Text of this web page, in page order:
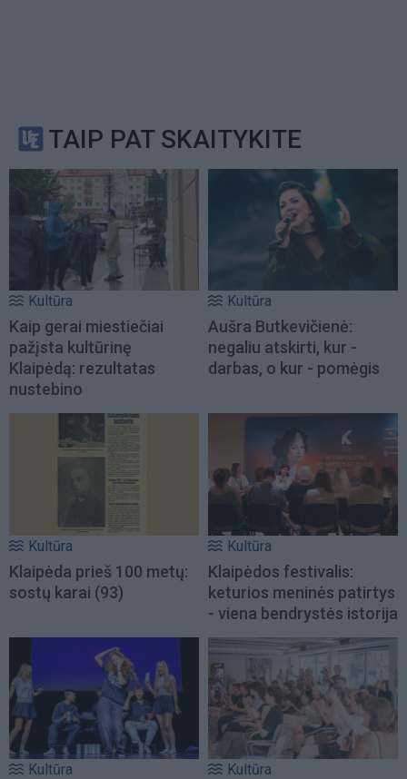
TAIP PAT SKAITYKITE
Kultūra
Kaip gerai miestiečiai
pažįsta kultūrinę
Klaipėdą: rezultatas
nustebino
Kultūra
Aušra Butkevičienė:
negaliu atskirti, kur -
darbas, o kur - pomėgis
Kultūra
Klaipėda prieš 100 metų:
sostų karai (93)
Kultūra
Klaipėdos festivalis:
keturios meninės patirtys
- viena bendrystės istorija
Kultūra Kultūra